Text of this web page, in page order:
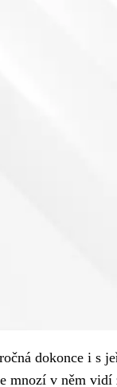
dokonce i s
mnozí v něm